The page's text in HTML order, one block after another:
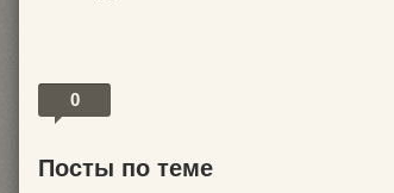
0
Посты по теме